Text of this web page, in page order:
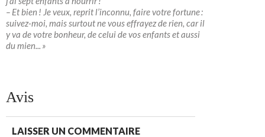
– Et bien ! Je veux, reprit l’inconnu, faire votre fortune :
suivez-moi, mais surtout ne vous effrayez de rien, car il
y va de votre bonheur, de celui de vos enfants et aussi
du mien... »
Avis
LAISSER UN COMMENTAIRE